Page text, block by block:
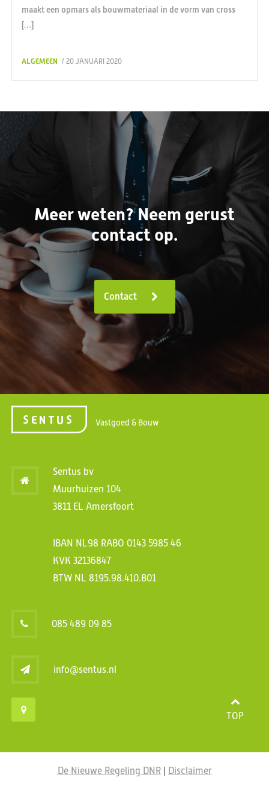
maakt een opmars als bouwmateriaal in de vorm van cross
[…]
ALGEMEEN / 20 JANUARI 2020
Meer weten? Neem gerust
contact op.
Contact
Vastgoed & Bouw
Sentus bv
Muurhuizen 104
3811 EL Amersfoort
IBAN NL98 RABO 0143 5985 46
KVK 32136847
BTW NL 8195.98.410.B01
085 489 09 85
info@sentus.nl
TOP
De Nieuwe Regeling DNR| Disclaimer